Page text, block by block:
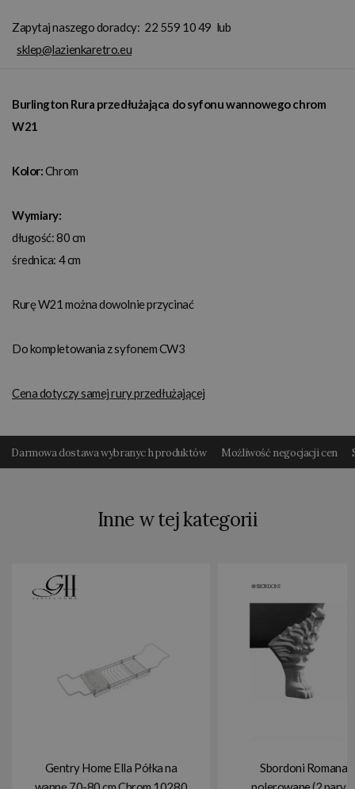
Zapytaj naszego doradcy: 22 559 10 49 lub
sklep@lazienkaretro.eu
Burlington Rura przedłużająca do syfonu wannowego chrom
W21
Kolor:Chrom
Wymiary:
długość: 80 cm
średnica: 4 cm
Rurę W21 można dowolnie przycinać
Do kompletowania z syfonem CW3
Cena dotyczy samej rury przedłużającej
Darmowa dostawa wybranyc h produktów Możliwość negocjacji cen
Inne w tej kategorii
Gentry Home Ella Półka na
Sbordoni Romana